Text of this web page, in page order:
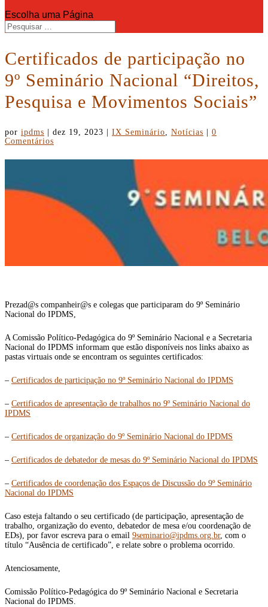
Escolha uma Página
Certificados de participação no
9º Seminário Nacional “Direitos,
Pesquisa e Movimentos Sociais”
por ipdms dez 19, 2023 IX Seminário Notícias
0
Comentários
Prezad@s companheir@s e colegas que participaram do 9º Seminário
Nacional do IPDMS,
A Comissão Político-Pedagógica do 9º Seminário Nacional e a Secretaria
Nacional do IPDMS informam que estão disponíveis nos links abaixo as
pastas virtuais onde se encontram os seguintes certificados:
– Certificados de participação no 9º Seminário Nacional do IPDMS
– Certificados de apresentação de trabalhos no 9º Seminário Nacional do
IPDMS
– Certificados de organização do 9º Seminário Nacional do IPDMS
– Certificados de debatedor de mesas do 9º Seminário Nacional do IPDMS
– Certificados de coordenação dos Espaços de Discussão do 9º Seminário
Nacional do IPDMS
Caso esteja faltando o seu certificado (de participação, apresentação de
trabalho, organização do evento, debatedor de mesa e/ou coordenação de
EDs), por favor escreva para o email 9seminario@ipdms.org.br, com o
título “Ausência de certificado”, e relate sobre o problema ocorrido.
Atenciosamente,
Comissão Político-Pedagógica do 9º Seminário Nacional e Secretaria
Nacional do IPDMS.